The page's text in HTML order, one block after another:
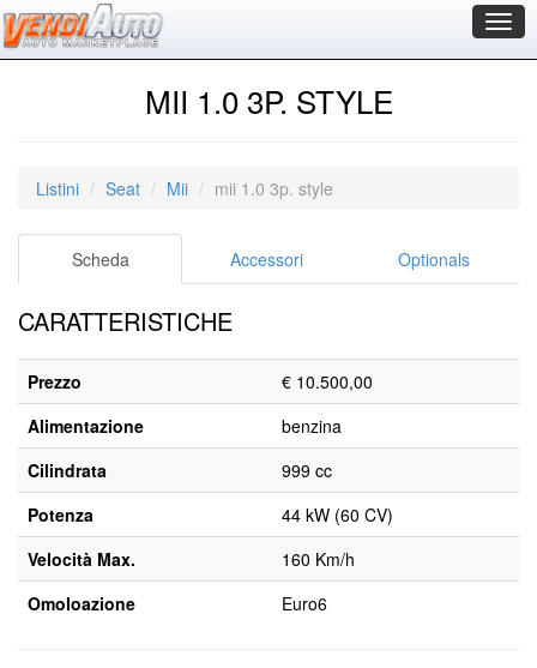
MII 1.0 3P. STYLE
Listini Seat Mii mii 1.0 3p. style
Scheda Accessori Optionals
CARATTERISTICHE
Prezzo
€ 10.500,00
Alimentazione
benzina
Cilindrata
999 cc
Potenza
44 kW (60 CV)
Velocità Max.
160 Km/h
Omoloazione
Euro6